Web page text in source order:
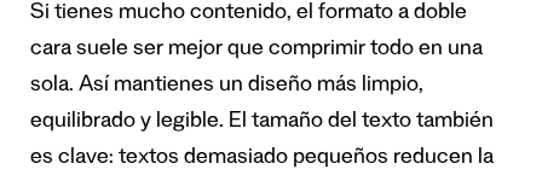
Si tienes mucho contenido, el formato a doble
cara suele ser mejor que comprimir todo en una
sola. Así mantienes un diseño más limpio,
equilibrado y legible. El tamaño del texto también
es clave: textos demasiado pequeños reducen la